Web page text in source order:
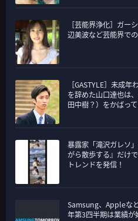
［芸能界浄化］ガー
辺美波など芸能界で
［GASTYLE］未成
を辞めた山口達也は
田中樹？）をかばっ
暴露家「滝沢ガレソ
がら散歩する』だけ
トレンドを発信！
Samsung、Appleな
年第3四半期は業績が